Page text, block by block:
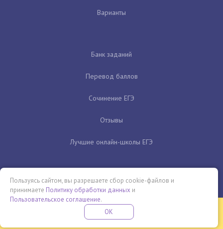
Варианты
Банк заданий
Перевод баллов
Сочинение ЕГЭ
Отзывы
Лучшие онлайн-школы ЕГЭ
Бесплатная летняя школа
ПРОВЕДИ ЭТО ЛЕТО С ПОЛЬЗОЙ
Пользуясь сайтом, вы разрешаете сбор cookie-файлов и
принимаете Политику обработки данных и
Пользовательское соглашение.
OK